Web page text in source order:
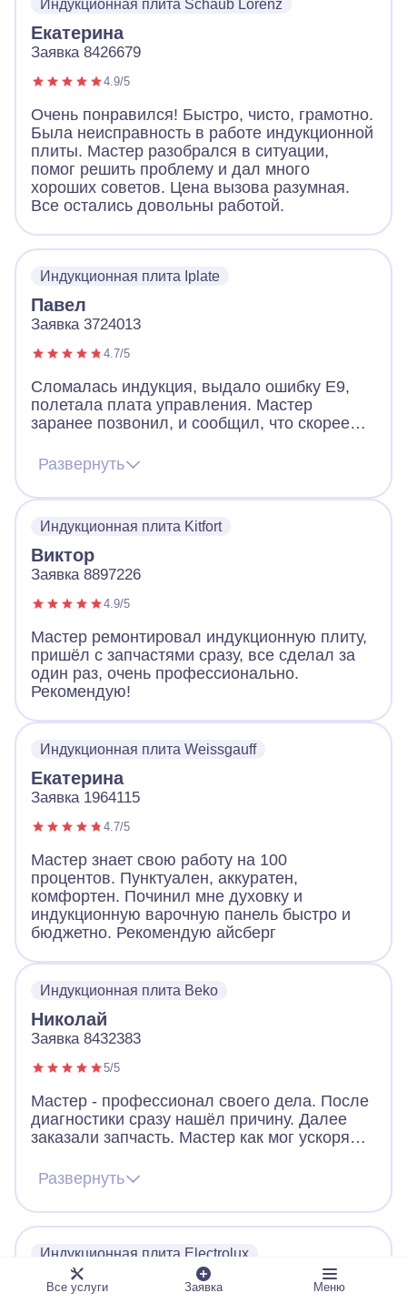
Индукционная плита Schaub Lorenz
Екатерина
Заявка 8426679
4.9/5
Очень понравился! Быстро, чисто, грамотно.
Была неисправность в работе индукционной
плиты. Мастер разобрался в ситуации,
помог решить проблему и дал много
хороших советов. Цена вызова разумная.
Все остались довольны работой.
Индукционная плита Iplate
Павел
Заявка 3724013
4.7/5
Сломалась индукция, выдало ошибку Е9,
полетала плата управления. Мастер
заранее позвонил, и сообщил, что скорее
починить и без замены. Цена на платы
начинается от 12к и выше. Мастер приехал,
все продиагностировал и смог починить без
Развернуть
Индукционная плита Kitfort
Виктор
Заявка 8897226
4.9/5
Мастер ремонтировал индукционную плиту,
пришёл с запчастями сразу, все сделал за
один раз, очень профессионально.
Рекомендую!
Индукционная плита Weissgauff
Екатерина
Заявка 1964115
4.7/5
Мастер знает свою работу на 100
процентов. Пунктуален, аккуратен,
комфортен. Починил мне духовку и
индукционную варочную панель быстро и
бюджетно. Рекомендую айсберг
Индукционная плита Beko
Николай
Заявка 8432383
5/5
Мастер - профессионал своего дела. После
диагностики сразу нашёл причину. Далее
заказали запчасть. Мастер как мог ускорял
запчасть, поставили, все работает. Видно,
что человек переживает за клиента. Ещё
дал ценные советы по использованию
посуды для плиты. Огромное спасибо!
Развернуть
Индукционная плита Electrolux
Дмитрий
Все услуги Заявка Меню